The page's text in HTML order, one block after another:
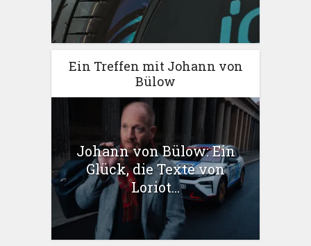
Ein Treffen mit Johann von
Bülow
Johann von Bülow: Ein
Glück, die Texte von
Loriot...